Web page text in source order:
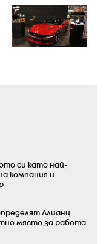
си като най-
компания и
Алианц
място за работа